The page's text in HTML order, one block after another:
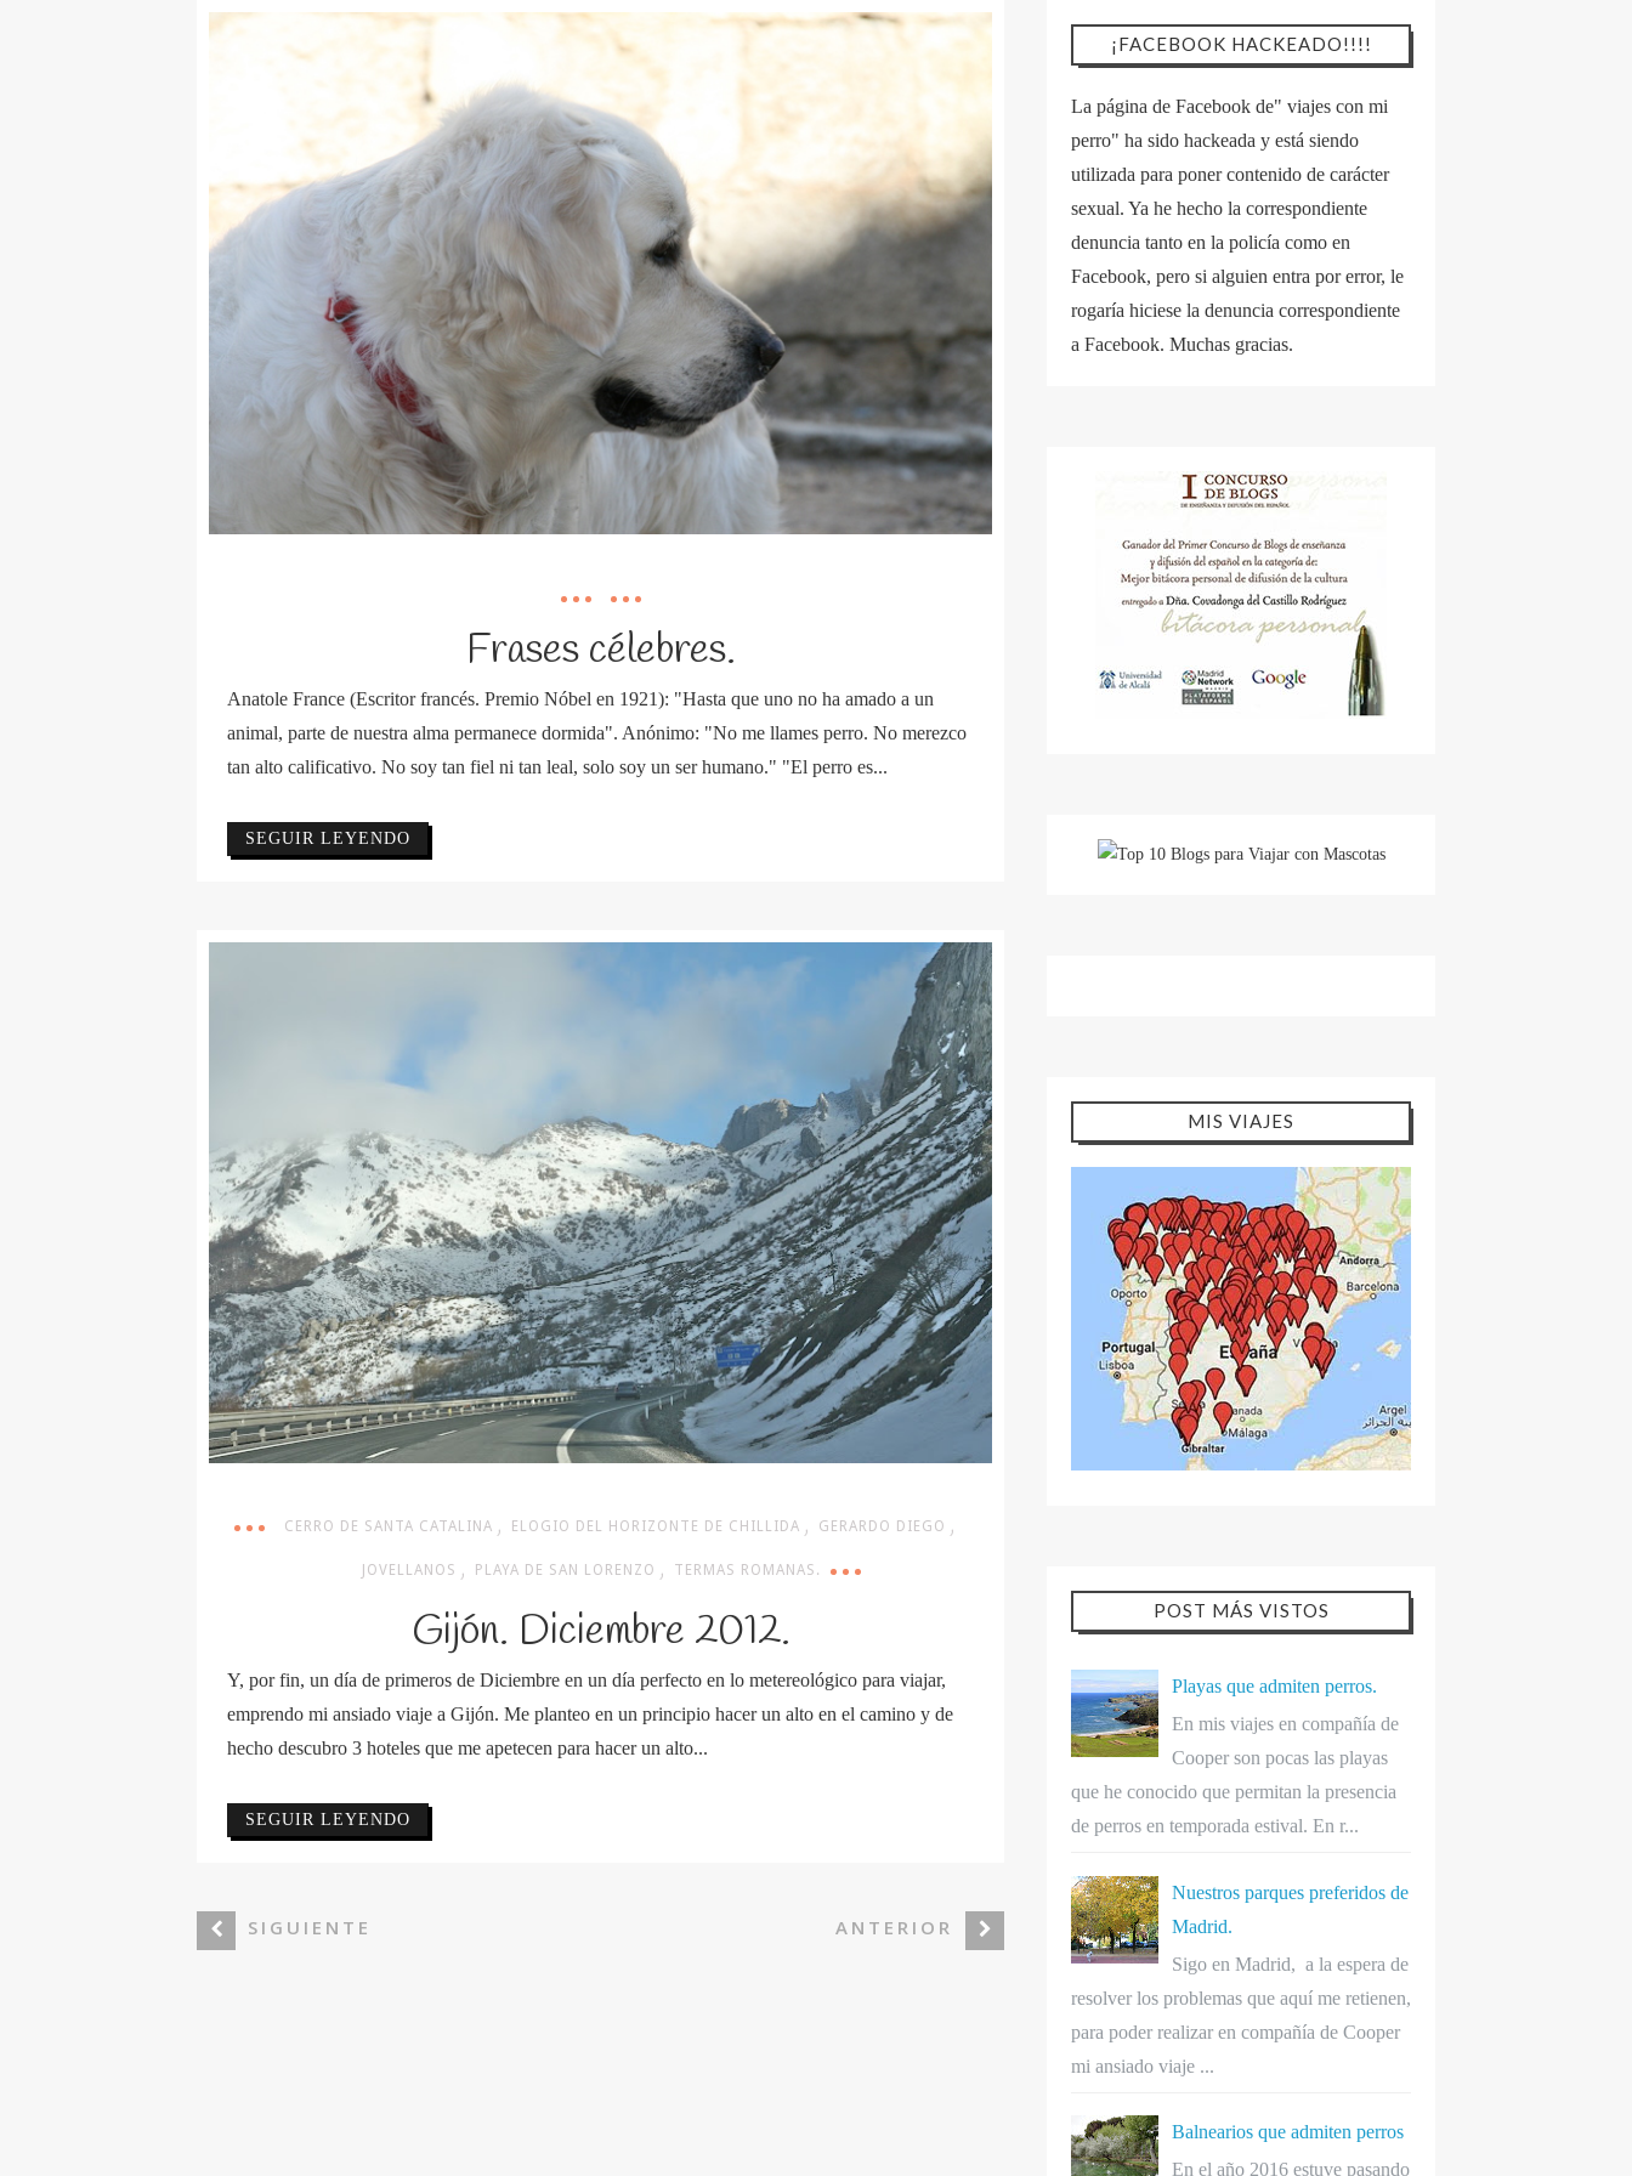
Frases célebres.
Anatole France (Escritor francés. Premio Nóbel en 1921): "Hasta que uno no ha amado a un
animal, parte de nuestra alma permanece dormida". Anónimo: "No me llames perro. No merezco
tan alto calificativo. No soy tan fiel ni tan leal, solo soy un ser humano." "El perro es...
SEGUIR LEYENDO
CERRO DE SANTA CATALINA , ELOGIO DEL HORIZONTE DE CHILLIDA , GERARDO DIEGO ,
JOVELLANOS , PLAYA DE SAN LORENZO , TERMAS ROMANAS.
Gijón. Diciembre 2012.
Y, por fin, un día de primeros de Diciembre en un día perfecto en lo metereológico para viajar,
emprendo mi ansiado viaje a Gijón. Me planteo en un principio hacer un alto en el camino y de
hecho descubro 3 hoteles que me apetecen para hacer un alto...
SEGUIR LEYENDO
SIGUIENTE ANTERIOR
¡FACEBOOK HACKEADO!!!!
La página de Facebook de" viajes con mi
perro" ha sido hackeada y está siendo
utilizada para poner contenido de carácter
sexual. Ya he hecho la correspondiente
denuncia tanto en la policía como en
Facebook, pero si alguien entra por error, le
rogaría hiciese la denuncia correspondiente
a Facebook. Muchas gracias.
MIS VIAJES
POST MÁS VISTOS
Playas que admiten perros.
En mis viajes en compañía de
Cooper son pocas las playas
que he conocido que permitan la presencia
de perros en temporada estival. En r...
Nuestros parques preferidos de
Madrid.
Sigo en Madrid, a la espera de
resolver los problemas que aquí me retienen,
para poder realizar en compañía de Cooper
mi ansiado viaje ...
Balnearios que admiten perros
En el año 2016 estuve pasando